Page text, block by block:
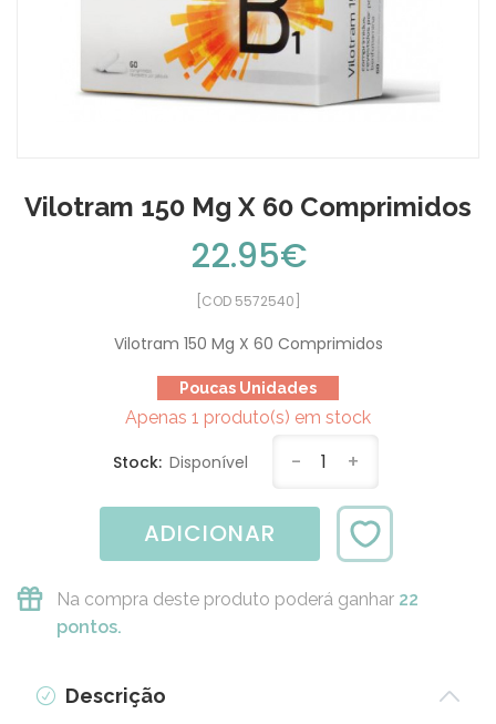
Vilotram 150 Mg X 60 Comprimidos
22.95€
[COD 5572540]
Vilotram 150 Mg X 60 Comprimidos
Poucas Unidades
Apenas 1 produto(s) em stock
Stock: Disponível - 1 +
ADICIONAR
Na compra deste produto poderá ganhar 22
pontos.
Descrição